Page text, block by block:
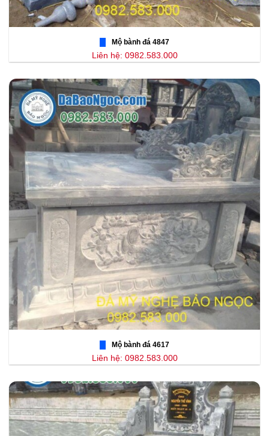
Mộ bành đá 4847
Liên hệ: 0982.583.000
Mộ bành đá 4617
Liên hệ: 0982.583.000